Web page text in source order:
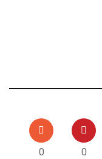
0
0